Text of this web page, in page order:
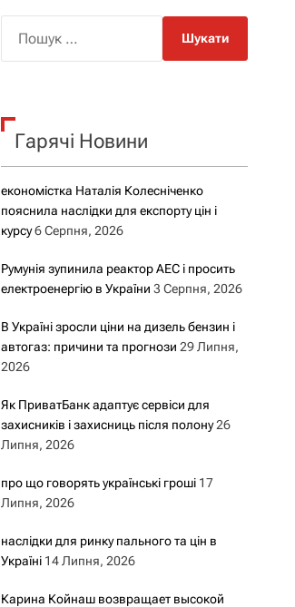
р
о
у
к
Гарячі Новини
економістка Наталія Колесніченко
пояснила наслідки для експорту цін і
курсу 6 Серпня, 2026
Румунія зупинила реактор АЕС і просить
електроенергію в України 3 Серпня, 2026
В Україні зросли ціни на дизель бензин і
автогаз: причини та прогнози 29 Липня,
2026
Як ПриватБанк адаптує сервіси для
захисників і захисниць після полону 26
Липня, 2026
про що говорять українські гроші 17
Липня, 2026
наслідки для ринку пального та цін в
Україні 14 Липня, 2026
Карина Койнаш возвращает высокой